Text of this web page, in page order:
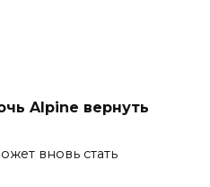
Alpine вернуть
вновь стать